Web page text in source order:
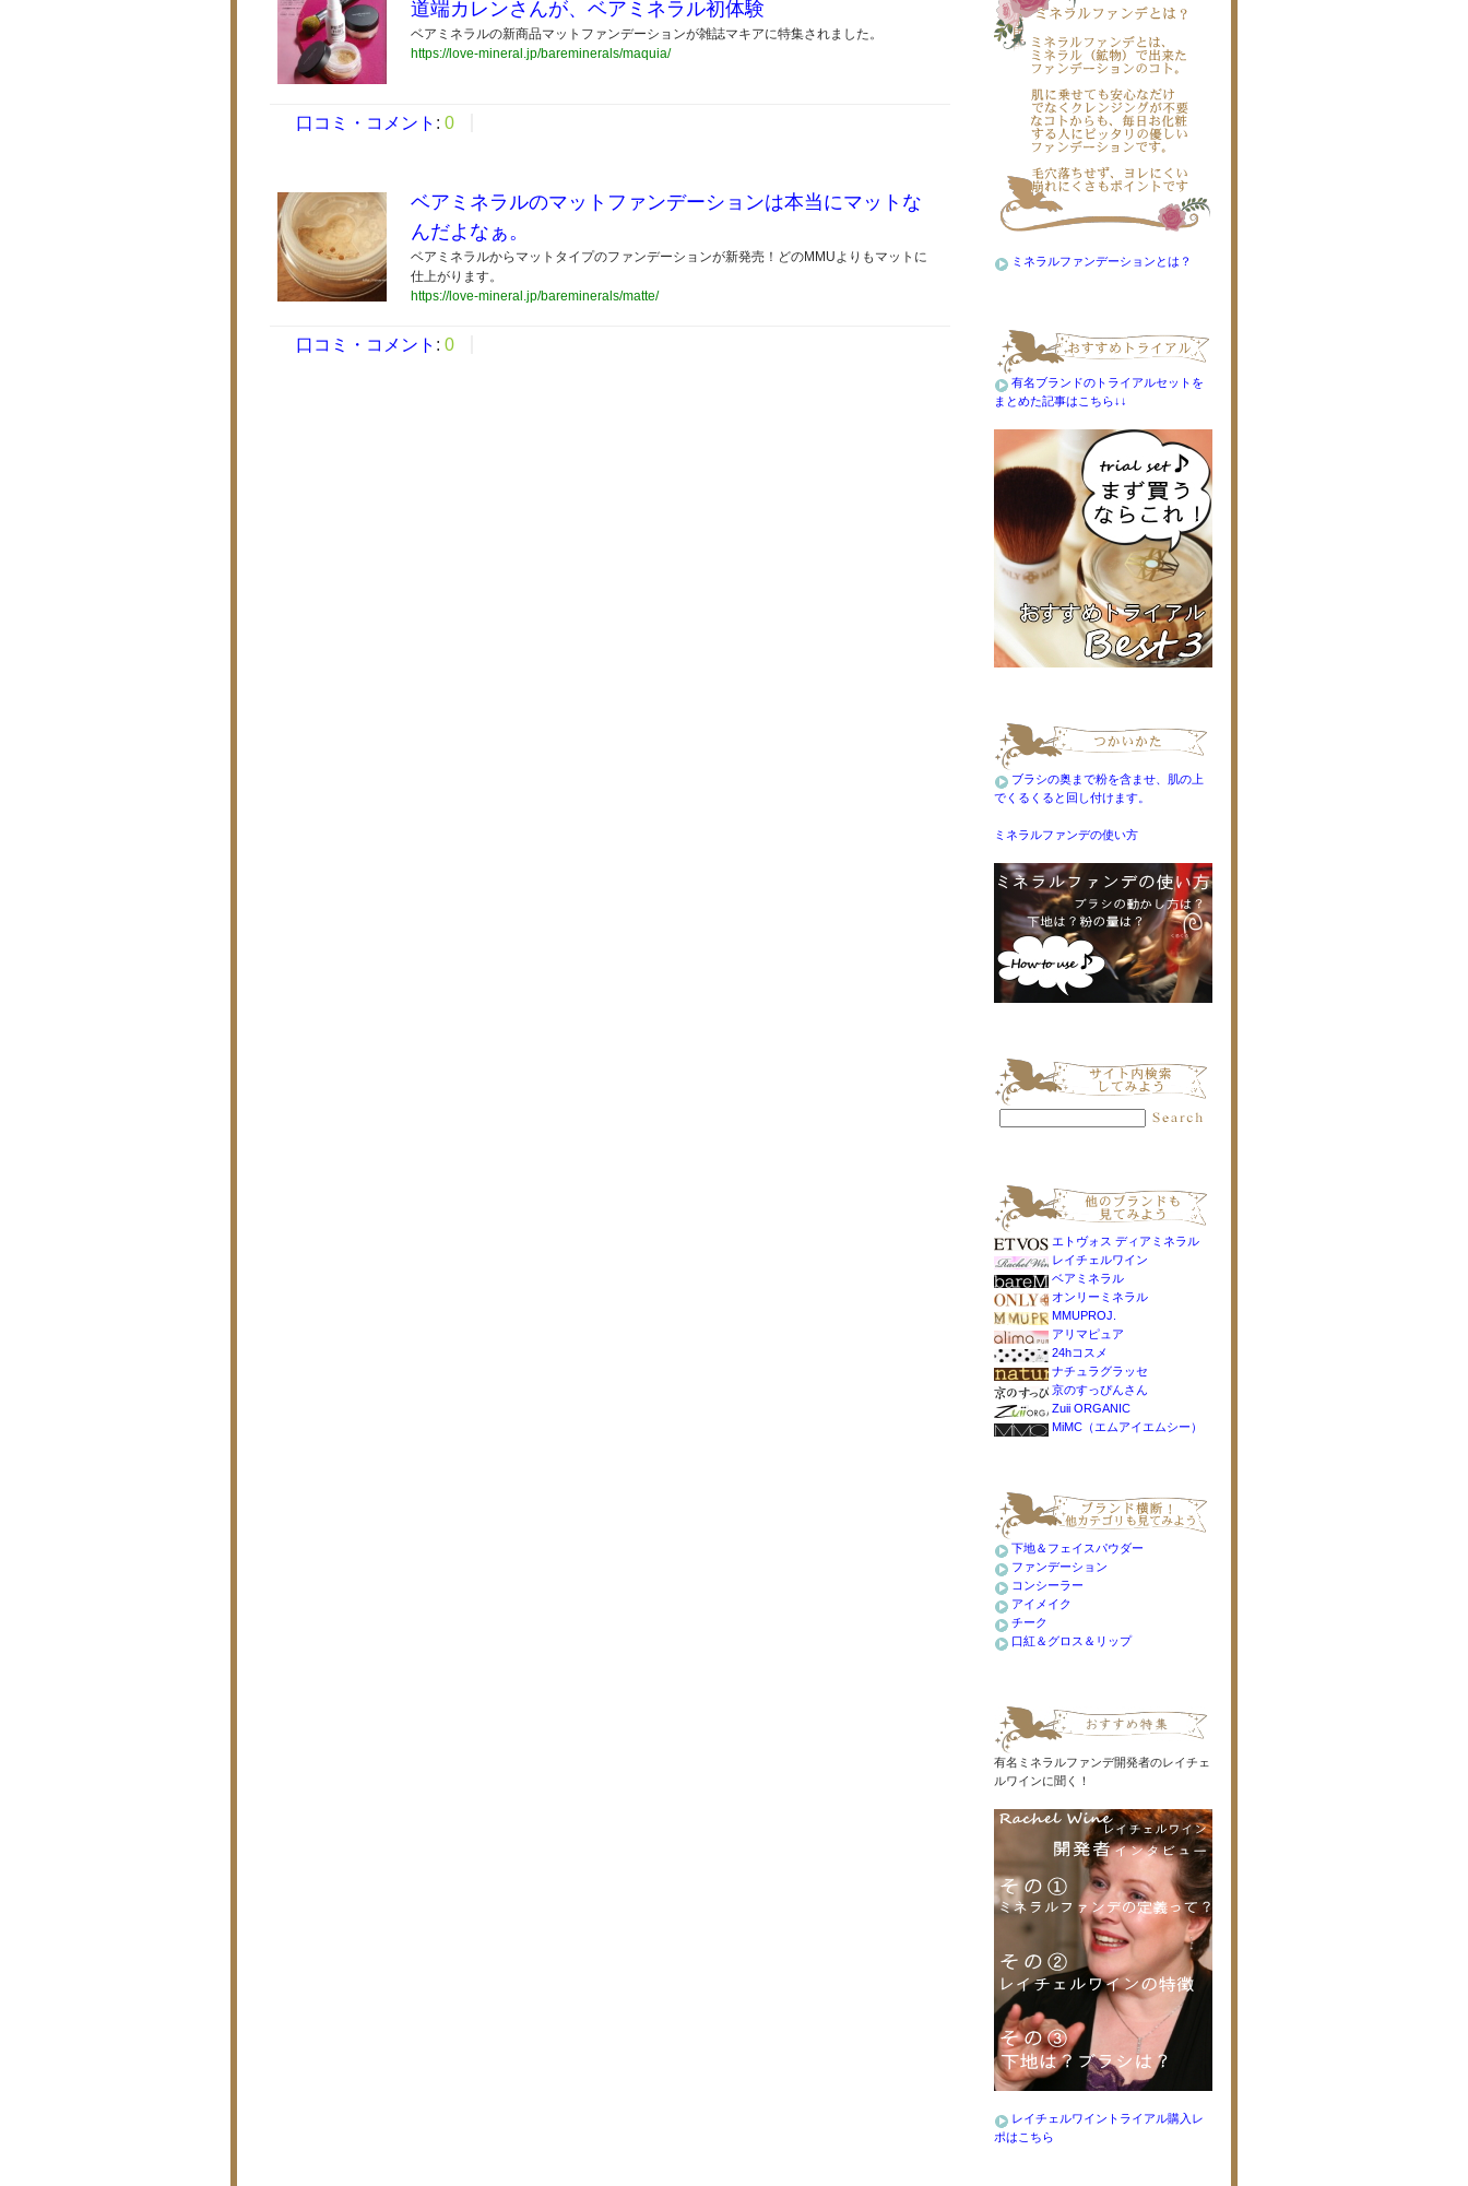
道端カレンさんが、ベアミネラル初体験
ベアミネラルの新商品マットファンデーションが雑誌マキアに特集されました。
https://love-mineral.jp/bareminerals/maquia/
口コミ・コメント : 0
ベアミネラルのマットファンデーションは本当にマットな
んだよなぁ。
ベアミネラルからマットタイプのファンデーションが新発売！どのMMUよりもマットに
仕上がります。
https://love-mineral.jp/bareminerals/matte/
口コミ・コメント : 0
ミネラルファンデーションとは？
有名ブランドのトライアルセットを
まとめた記事はこちら↓↓
ブラシの奥まで粉を含ませ、肌の上
でくるくると回し付けます。
ミネラルファンデの使い方
エトヴォス ディアミネラル
レイチェルワイン
ベアミネラル
オンリーミネラル
MMUPROJ.
アリマピュア
24hコスメ
ナチュラグラッセ
京のすっぴんさん
Zuii ORGANIC
MiMC（エムアイエムシー）
下地＆フェイスパウダー
ファンデーション
コンシーラー
アイメイク
チーク
口紅＆グロス＆リップ
有名ミネラルファンデ開発者のレイチェ
ルワインに聞く！
レイチェルワイントライアル購入レ
ポはこちら